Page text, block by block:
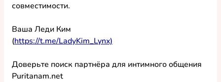
совместимости.
Ваша Леди Ким
(https://t.me/LadyKim_Lynx)
Доверьте поиск партнёра для интимного общения
Puritanam.net